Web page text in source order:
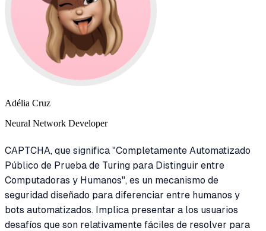
Adélia Cruz
Neural Network Developer
CAPTCHA, que significa "Completamente Automatizado
Público de Prueba de Turing para Distinguir entre
Computadoras y Humanos", es un mecanismo de
seguridad diseñado para diferenciar entre humanos y
bots automatizados. Implica presentar a los usuarios
desafíos que son relativamente fáciles de resolver para